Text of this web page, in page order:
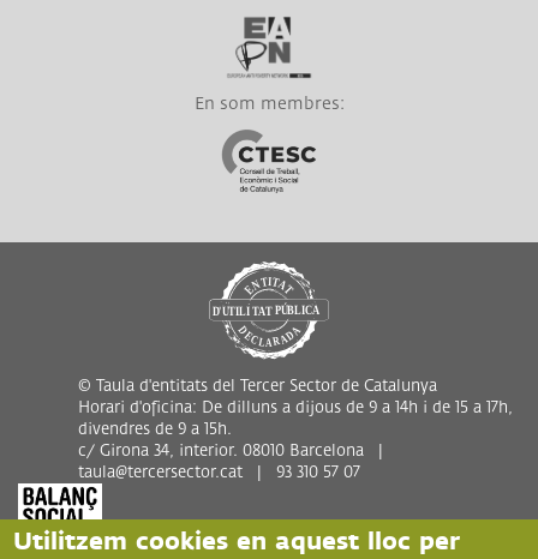
En som membres:
Link a CTESC
© Taula d'entitats del Tercer Sector de Catalunya
Horari d'oficina: De dilluns a dijous de 9 a 14h i de 15 a 17h,
divendres de 9 a 15h.
c/ Girona 34, interior. 08010 Barcelona |
taula@tercersector.cat | 93 310 57 07
Utilitzem cookies en aquest lloc per